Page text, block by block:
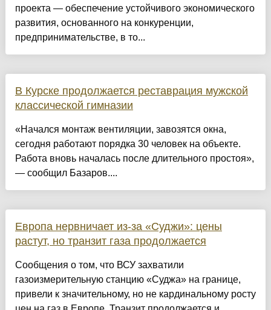
проекта — обеспечение устойчивого экономического
развития, основанного на конкуренции,
предпринимательстве, в то...
В Курске продолжается реставрация мужской
классической гимназии
«Начался монтаж вентиляции, завозятся окна,
сегодня работают порядка 30 человек на объекте.
Работа вновь началась после длительного простоя»,
— сообщил Базаров....
Европа нервничает из-за «Суджи»: цены
растут, но транзит газа продолжается
Сообщения о том, что ВСУ захватили
газоизмерительную станцию «Суджа» на границе,
привели к значительному, но не кардинальному росту